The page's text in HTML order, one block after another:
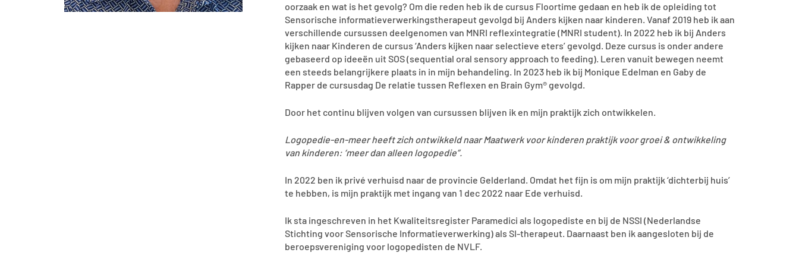
oorzaak en wat is het gevolg? Om die reden heb ik de cursus Floortime gedaan en heb ik de opleiding tot
Sensorische informatieverwerkingstherapeut gevolgd bij Anders kijken naar kinderen. Vanaf 2019 heb ik aan
verschillende cursussen deelgenomen van MNRI reflexintegratie (MNRI student). In 2022 heb ik bij Anders
kijken naar Kinderen de cursus ‘Anders kijken naar selectieve eters’ gevolgd. Deze cursus is onder andere
gebaseerd op ideeën uit SOS (sequential oral sensory approach to feeding). Leren vanuit bewegen neemt
een steeds belangrijkere plaats in in mijn behandeling. In 2023 heb ik bij Monique Edelman en Gaby de
Rapper de cursusdag De relatie tussen Reflexen en Brain Gym® gevolgd.
Door het continu blijven volgen van cursussen blijven ik en mijn praktijk zich ontwikkelen.
Logopedie-en-meer heeft zich ontwikkeld naar Maatwerk voor kinderen praktijk voor groei & ontwikkeling
van kinderen: ‘meer dan alleen logopedie”.
In 2022 ben ik privé verhuisd naar de provincie Gelderland. Omdat het fijn is om mijn praktijk ‘dichterbij huis’
te hebben, is mijn praktijk met ingang van 1 dec 2022 naar Ede verhuisd.
Ik sta ingeschreven in het Kwaliteitsregister Paramedici als logopediste en bij de NSSI (Nederlandse
Stichting voor Sensorische Informatieverwerking) als SI-therapeut. Daarnaast ben ik aangesloten bij de
beroepsvereniging voor logopedisten de NVLF.